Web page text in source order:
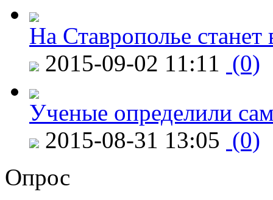
На Ставрополье
2015-09-02 11:11 (0)
Ученые определили
2015-08-31 13:05 (0)
Опрос